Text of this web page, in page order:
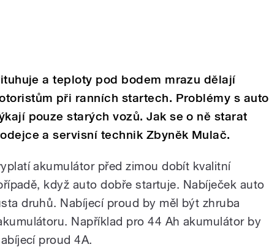
a teploty pod bodem mrazu dělají
při ranních startech. Problémy s auto
pouze starých vozů. Jak se o ně starat
a servisní technik Zbyněk Mulač.
akumulátor před zimou dobít kvalitní
když auto dobře startuje. Nabíječek auto
druhů. Nabíjecí proud by měl být zhruba
Například pro 44 Ah akumulátor by
proud 4A.